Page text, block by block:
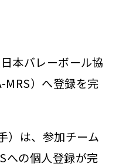
本バレーボール協
MRS）へ登録を完
）は、参加チーム
への個人登録が完